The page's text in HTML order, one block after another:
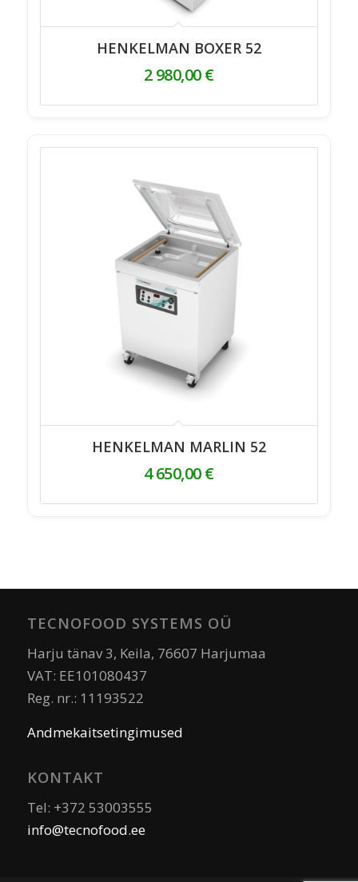
HENKELMAN BOXER 52
2 980,00€
HENKELMAN MARLIN 52
4 650,00€
TECNOFOOD SYSTEMS OÜ
Harju tänav 3, Keila, 76607 Harjumaa
VAT: EE101080437
Reg. nr.: 11193522
Andmekaitsetingimused
KONTAKT
Tel: +372 53003555
info@tecnofood.ee